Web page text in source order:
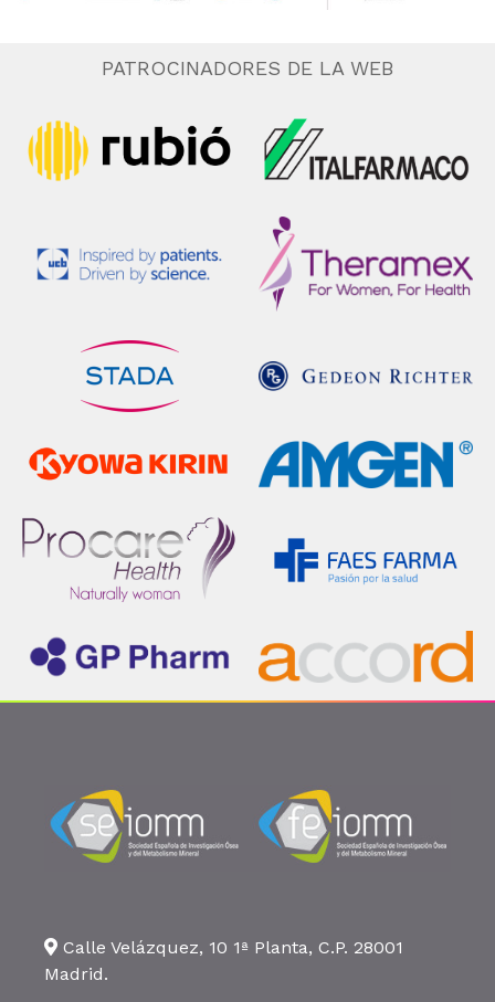
PATROCINADORES DE LA WEB
Calle Velázquez, 10 1ª Planta, C.P. 28001
Madrid.